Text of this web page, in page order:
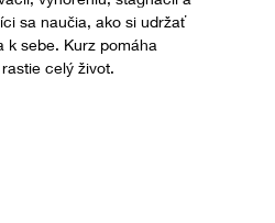
sa naučia, ako si udržať
k sebe. Kurz pomáha
celý život.